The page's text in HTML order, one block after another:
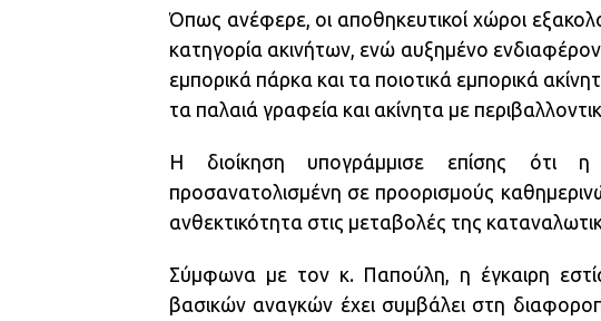
Όπως ανέφερε, οι αποθηκευτικοί χώροι
κατηγορία ακινήτων, ενώ αυξημένο
εμπορικά πάρκα και τα ποιοτικά εμπορικά
τα παλαιά γραφεία και ακίνητα με
Η διοίκηση υπογράμμισε επίσης ότι η
προσανατολισμένη σε προορισμούς
ανθεκτικότητα στις μεταβολές της
Σύμφωνα με τον κ. Παπούλη, η έγκαιρη
βασικών αναγκών έχει συμβάλει στη